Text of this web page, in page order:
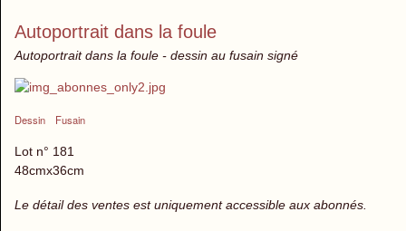
Autoportrait dans la foule
Autoportrait dans la foule - dessin au fusain signé
Dessin Fusain
Lot n° 181
48cmx36cm
Le détail des ventes est uniquement accessible aux abonnés.